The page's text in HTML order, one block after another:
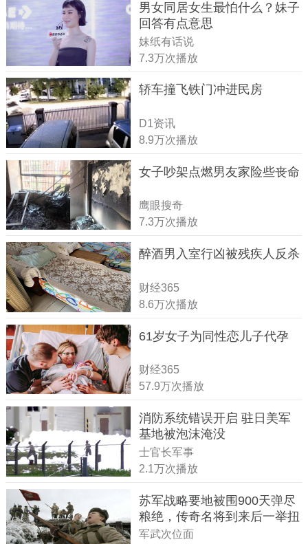
男女同居女生最怕什么？妹子
回答有点意思
妹纸有话说
7.3万次播放
轿车撞飞铁门冲进民房
D1资讯
8.9万次播放
女子吵架点燃男友家险些丧命
鹰眼搜奇
7.3万次播放
醉酒男入室行凶被残疾人反杀
财经365
8.6万次播放
61岁女子为同性恋儿子代孕
财经365
57.9万次播放
消防系统错误开启 驻日美军
基地被泡沫淹没
士官长军事
2.1万次播放
苏军战略要地被围900天弹尽
粮绝，传奇名将到来后一举扭
转战局
军武次位面